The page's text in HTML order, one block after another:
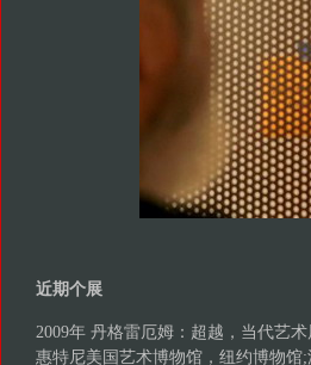
近期个展
2009年 丹格雷厄姆：超越，当代艺
惠特尼美国艺术博物馆，纽约博物